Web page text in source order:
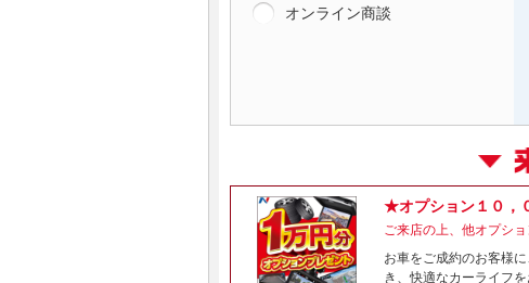
オンライン商談
★オプション１０，
ご来店の上、他オプシ
お車をご成約のお客様
き、快適なカーライフ